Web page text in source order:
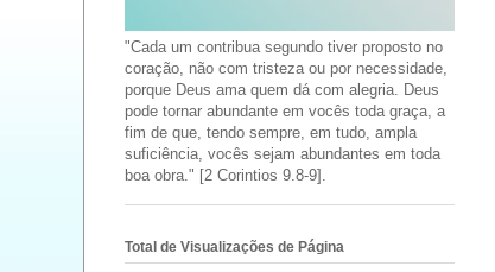
"Cada um contribua segundo tiver proposto no
coração, não com tristeza ou por necessidade,
porque Deus ama quem dá com alegria. Deus
pode tornar abundante em vocês toda graça, a
fim de que, tendo sempre, em tudo, ampla
suficiência, vocês sejam abundantes em toda
boa obra." [2 Corintios 9.8-9].
Total de Visualizações de Página